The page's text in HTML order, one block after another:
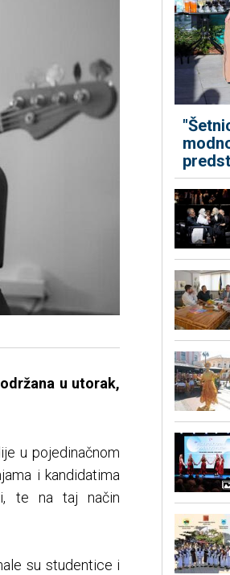
u utorak,
u pojedinačnom
i kandidatima
te na taj način
su studentice i